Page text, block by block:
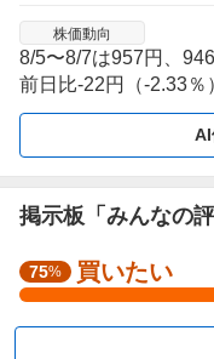
株価動向
8/5〜8/7は957円、
前日比-22円（-2.33％
動きの方向が切り替
AI
掲示板「みんなの評
強
く
買
75% 買いたい